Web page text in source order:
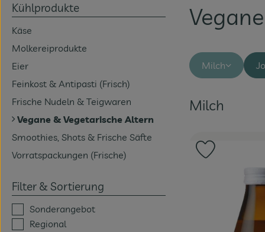
Kühlprodukte
Käse
Molkereiprodukte
Eier
Feinkost & Antipasti (Frisch)
Frische Nudeln & Teigwaren
Vegane & Vegetarische Altern
Smoothies, Shots & Frische Säfte
Vorratspackungen (Frische)
Filter & Sortierung
Sonderangebot
Regional
Milch
Milch
Produkt